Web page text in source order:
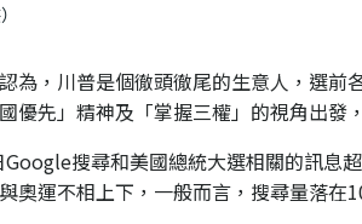
為，川普是個徹頭徹尾的生意人，選
優先」精神及「掌握三權」的視角出發
搜尋和美國總統大選相關的訊息
奧運不相上下，一般而言，搜尋量落在